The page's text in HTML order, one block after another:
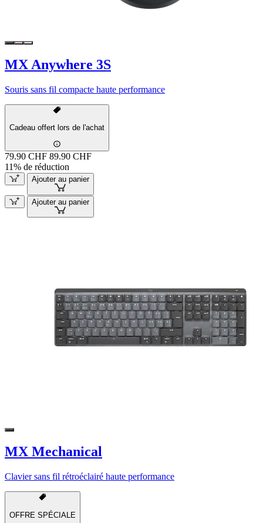
MX Anywhere 3S
Souris sans fil compacte haute performance
Cadeau offert lors de l'achat
79.90 CHF 89.90 CHF
11% de réduction
Ajouter au panier
Ajouter au panier
MX Mechanical
Clavier sans fil rétroéclairé haute performance
OFFRE SPÉCIALE